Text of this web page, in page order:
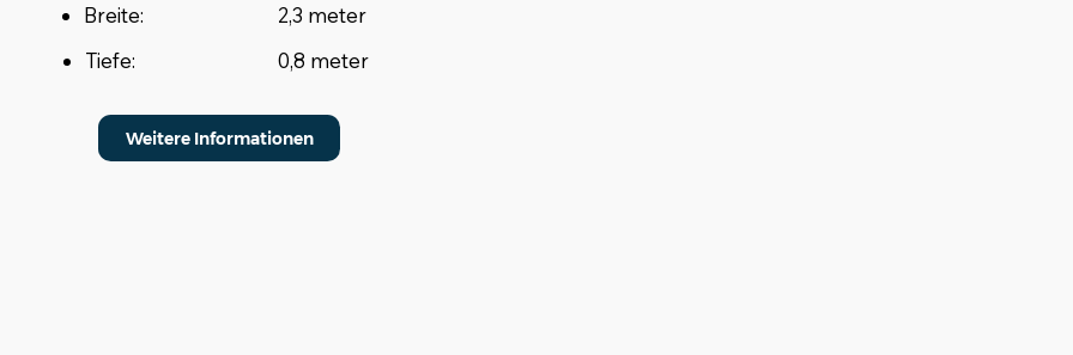
Breite:
2,3 meter
Tiefe:
0,8 meter
Weitere Informationen